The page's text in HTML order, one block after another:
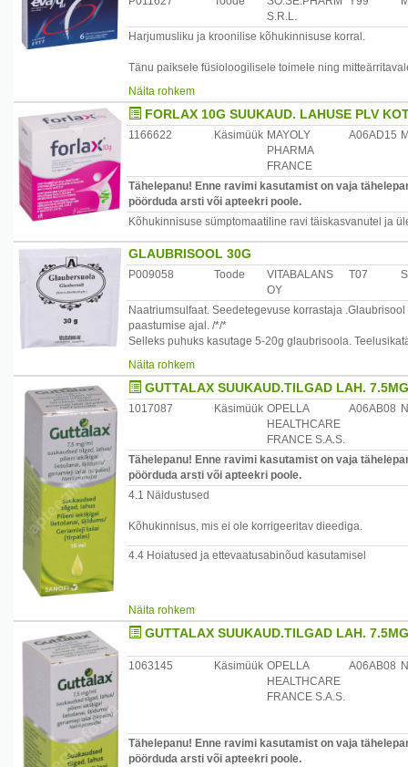
S.R.L.
Harjumusliku ja kroonilise kõhukinnisuse korral.
Tänu paiksele füsioloogilisele toimele ning
- raseduse ja imetamise ajal
- voodihaigetel
- liikumispuudega inimestel
- neuroloogilise haigusega patsientidel
- enne operatsiooni või diagnostilisi protseduure
- reisimisel tekkiva kõhukinnisuse kiireks ja tõhusaks
Kasutamine: täiskasvanutele ja lastele alates 12.
asetamist lahustub suposiit 3 kuni 4 minuti jooksul,
Lahustunud suposiit pehmendab roojamassi.
teket. Soodustab normaalse soolefunktsiooni
Pakend: 6 suposiiti karbis.
Tootja: So.Se.PHARM S.r.l., Itaalia.
Maaletooja: Miecys-Pharm OÜ, Pärnu mnt 501, 76401
Näita rohkem
FORLAX 10G SUUKAUD. LAHUSE PLV
1166622 Käsimüük MAYOLY
PHARMA
FRANCE
A06AD15
Tähelepanu! Enne ravimi kasutamist on vaja
pöörduda arsti või apteekri poole.
Kõhukinnisuse sümptomaatiline ravi täiskasvanutel ja
GLAUBRISOOL 30G
P009058 Toode
VITABALANS
OY
T07
Naatriumsulfaat. Seedetegevuse korrastaja
paastumise ajal. /*/*
Selleks puhuks kasutage 5-20g glaubrisoola.
Lahustage 5-20 g pulbrit klaasis vees, taimetees või
Päritoluriik: Soome
Esindaja Eestis: Vitabalans Eesti OÜ
Näita rohkem
GUTTALAX SUUKAUD.TILGAD LAH.
1017087 Käsimüük OPELLA
HEALTHCARE
FRANCE S.A.S.
A06AB08
Tähelepanu! Enne ravimi kasutamist on vaja
pöörduda arsti või apteekri poole.
4.1 Näidustused
Kõhukinnisus, mis ei ole korrigeeritav dieediga.
4.4 Hoiatused ja ettevaatusabinõud kasutamisel
Nii nagu kõigi lahtistite puhul, ei tohi ka GUTTALAX'i
pikkade perioodidena ilma kõhikinnisuse põhjuse
Alla 10-aastastele lastele tohib GUTTALAX'i anda ainult
Harvaesineva päriliku fruktoositalumatusega patsiendid
Näita rohkem
GUTTALAX SUUKAUD.TILGAD LAH.
1063145 Käsimüük OPELLA
HEALTHCARE
FRANCE S.A.S.
A06AB08
Tähelepanu! Enne ravimi kasutamist on vaja
pöörduda arsti või apteekri poole.